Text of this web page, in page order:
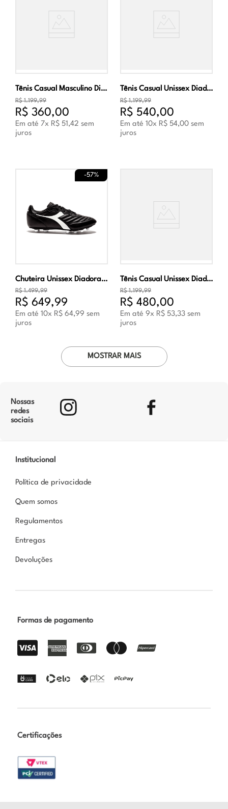
Tênis Casual Masculino Diadora N9000 2030 Italia Azul
R$ 1.199,99
R$ 360,00
Em até 7x R$ 51 ,42 sem
juros
Tênis Casual Unissex Diadora MI Basket Low Used Branco
R$ 1.199,99
R$ 540,00
Em até 10x R$ 54,00 sem
juros
-57%
Chuteira Unissex Diadora Brasil LT + MDPU Campo Preta
R$ 1.499,99
R$ 649,99
Em até 10x R$ 64,99 sem
juros
Tênis Casual Unissex Diadora Mi Basket Metal Used Azul
R$ 1.199,99
R$ 480,00
Em até 9x R$ 53,33 sem
juros
MOSTRAR MAIS
Nossas
redes
sociais
Institucional
Política de privacidade
Quem somos
Regulamentos
Entregas
Devoluções
Formas de pagamento
Certificações